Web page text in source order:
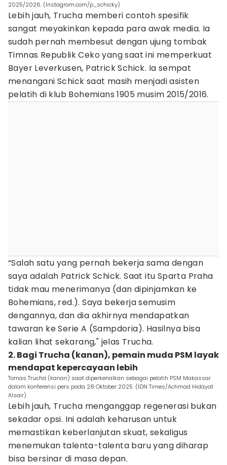
2025/2026. (Instagram.com/p_schicky)
Lebih jauh, Trucha memberi contoh spesifik
sangat meyakinkan kepada para awak media. Ia
sudah pernah membesut dengan ujung tombak
Timnas Republik Ceko yang saat ini memperkuat
Bayer Leverkusen, Patrick Schick. Ia sempat
menangani Schick saat masih menjadi asisten
pelatih di klub Bohemians 1905 musim 2015/2016.
“Salah satu yang pernah bekerja sama dengan
saya adalah Patrick Schick. Saat itu Sparta Praha
tidak mau menerimanya (dan dipinjamkan ke
Bohemians, red.). Saya bekerja semusim
dengannya, dan dia akhirnya mendapatkan
tawaran ke Serie A (Sampdoria). Hasilnya bisa
kalian lihat sekarang," jelas Trucha.
2. Bagi Trucha (kanan), pemain muda PSM layak
mendapat kepercayaan lebih
Tomas Trucha (kanan) saat diperkenalkan sebagai pelatih PSM Makassar
dalam konferensi pers pada 28 Oktober 2025. (IDN Times/Achmad Hidayat
Alsair)
Lebih jauh, Trucha menganggap regenerasi bukan
sekadar opsi. Ini adalah keharusan untuk
memastikan keberlanjutan skuat, sekaligus
menemukan talenta-talenta baru yang diharap
bisa bersinar di masa depan.